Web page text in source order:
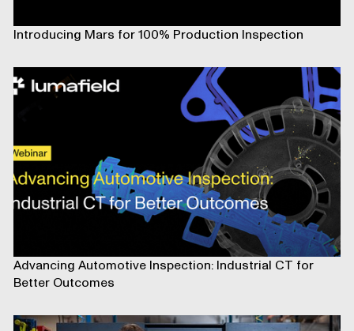
Introducing Mars for 100% Production Inspection
Advancing Automotive Inspection: Industrial CT for
Better Outcomes